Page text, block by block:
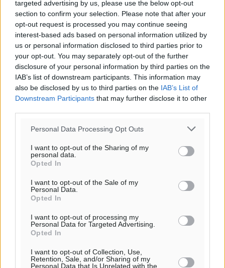
targeted advertising by us, please use the below opt-out
section to confirm your selection. Please note that after your
opt-out request is processed you may continue seeing
interest-based ads based on personal information utilized by
us or personal information disclosed to third parties prior to
your opt-out. You may separately opt-out of the further
disclosure of your personal information by third parties on the
IAB’s list of downstream participants. This information may
also be disclosed by us to third parties on the IAB’s List of
Downstream Participants that may further disclose it to other
Personal Data Processing Opt Outs
I want to opt-out of the Sharing of my
personal data.
Opted In
I want to opt-out of the Sale of my
Personal Data.
Opted In
I want to opt-out of processing my
Personal Data for Targeted Advertising.
Opted In
I want to opt-out of Collection, Use,
Retention, Sale, and/or Sharing of my
Personal Data that Is Unrelated with the
Ροή ειδήσεων
Η Meridiam ξεκλειδώνει τις έρευνες βυθού στη
θαλάσσια περιοχή Κάσου και Καρπάθου